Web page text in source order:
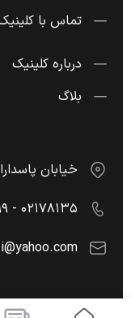
تماس با
درباره کلینیک
بلاگ
خیابان
۰۲۱۷۸۱۳۵ - ۰۲۱۲۲۸۷۴۸۹۹